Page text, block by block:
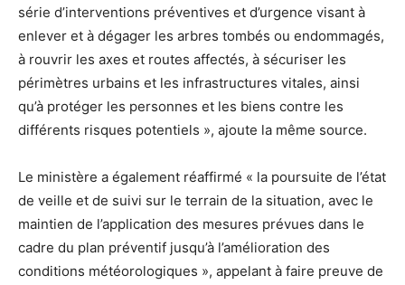
série d’interventions préventives et d’urgence visant à
enlever et à dégager les arbres tombés ou endommagés,
à rouvrir les axes et routes affectés, à sécuriser les
périmètres urbains et les infrastructures vitales, ainsi
qu’à protéger les personnes et les biens contre les
différents risques potentiels », ajoute la même source.
Le ministère a également réaffirmé « la poursuite de l’état
de veille et de suivi sur le terrain de la situation, avec le
maintien de l’application des mesures prévues dans le
cadre du plan préventif jusqu’à l’amélioration des
conditions météorologiques », appelant à faire preuve de